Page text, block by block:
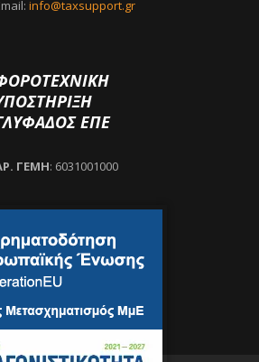
info@taxsupport.gr
ΕΠΕ
ΓΕΜΗ: 6031001000